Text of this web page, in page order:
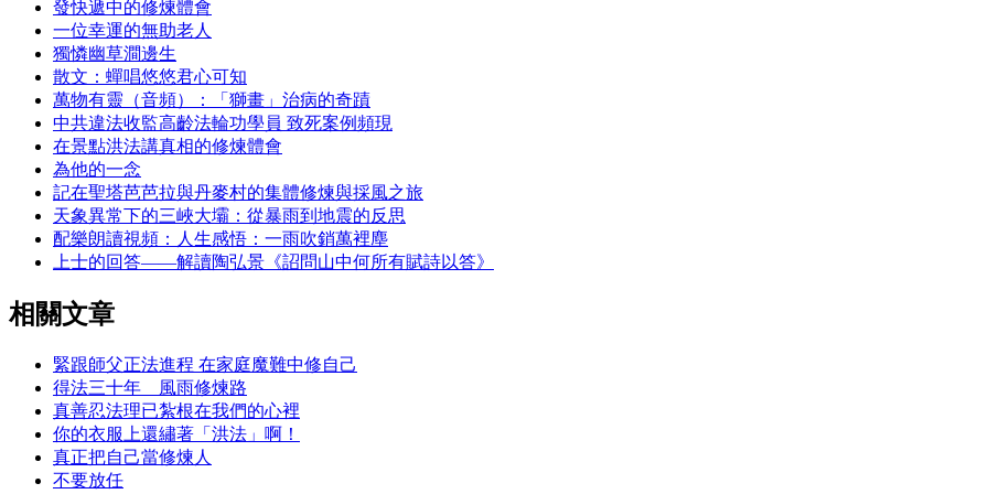
發快遞中的修煉體會
一位幸運的無助老人
獨憐幽草澗邊生
散文：蟬唱悠悠君心可知
萬物有靈（音頻）：「獅畫」治病的奇蹟
中共違法收監高齡法輪功學員 致死案例頻現
在景點洪法講真相的修煉體會
為他的一念
記在聖塔芭芭拉與丹麥村的集體修煉與採風之旅
天象異常下的三峽大壩：從暴雨到地震的反思
配樂朗讀視頻：人生感悟：一雨吹銷萬裡塵
上士的回答——解讀陶弘景《詔問山中何所有賦詩以答》
相關文章
緊跟師父正法進程 在家庭魔難中修自己
得法三十年 風雨修煉路
真善忍法理已紮根在我們的心裡
你的衣服上還繡著「洪法」啊！
真正把自己當修煉人
不要放任